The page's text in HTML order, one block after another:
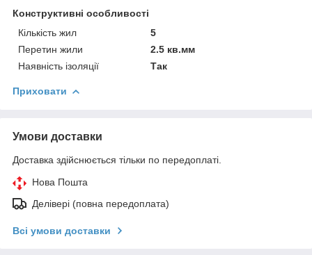
Конструктивні особливості
Кількість жил
5
Перетин жили
2.5 кв.мм
Наявність ізоляції
Так
Приховати
Умови доставки
Доставка здійснюється тільки по передоплаті.
Нова Пошта
Делівері (повна передоплата)
Всі умови доставки